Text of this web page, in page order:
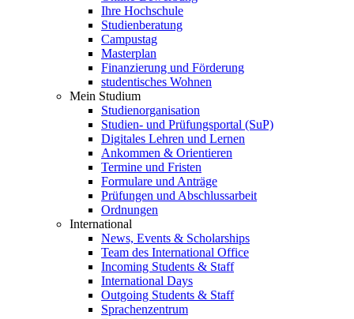
Ihre Hochschule
Studienberatung
Campustag
Masterplan
Finanzierung und Förderung
studentisches Wohnen
Mein Studium
Studienorganisation
Studien- und Prüfungsportal (SuP)
Digitales Lehren und Lernen
Ankommen & Orientieren
Termine und Fristen
Formulare und Anträge
Prüfungen und Abschlussarbeit
Ordnungen
International
News, Events & Scholarships
Team des International Office
Incoming Students & Staff
International Days
Outgoing Students & Staff
Sprachenzentrum